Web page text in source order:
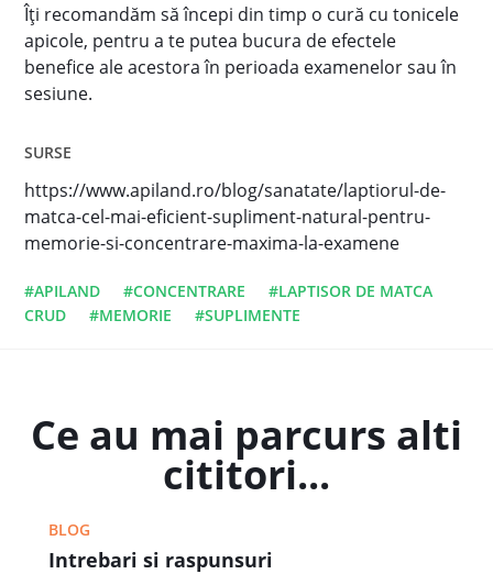
Îţi recomandăm să începi din timp o cură cu tonicele
apicole, pentru a te putea bucura de efectele
benefice ale acestora în perioada examenelor sau în
sesiune.
SURSE
https://www.apiland.ro/blog/sanatate/laptiorul-de-
matca-cel-mai-eficient-supliment-natural-pentru-
memorie-si-concentrare-maxima-la-examene
#APILAND #CONCENTRARE
#LAPTISOR DE MATCA
CRUD
#MEMORIE #SUPLIMENTE
Ce au mai parcurs alti
cititori...
BLOG
Intrebari si raspunsuri